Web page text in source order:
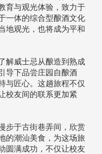
育与观光体验，致力于
一体的综合型酿酒文化
地观光，也将成为平和
解威士忌从酿造到熟成
导下品尝庄园自酿酒
与匠心。这趟旅程不仅
校友间的联系更加紧
步于古街巷弄间，欣赏
的潮汕美食，为这场旅
圆满成功，不仅让校友